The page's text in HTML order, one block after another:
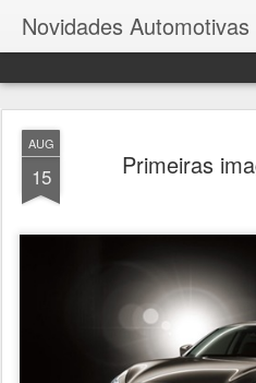
Novidades Automotivas
AUG
15 Primeiras